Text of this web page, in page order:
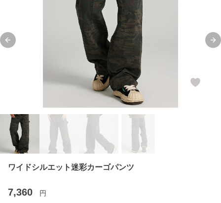
Previous slide
ワイドシルエット迷彩カーゴパンツ
7,360 円